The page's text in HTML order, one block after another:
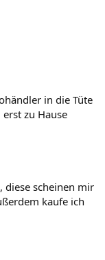
in die Tüte
zu Hause
diese scheinen mir
kaufe ich